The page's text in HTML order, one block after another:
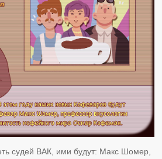
судей ВАК, ими будут: Макс Шомер,